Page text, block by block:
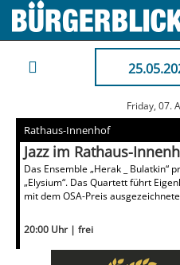
Friday, 07.
Rathaus-Innenhof
Jazz im Rathaus-
Das Ensemble „Herak _ Bulatkin“
„Elysium“. Das Quartett führt
mit dem OSA-Preis
20:00 Uhr | frei